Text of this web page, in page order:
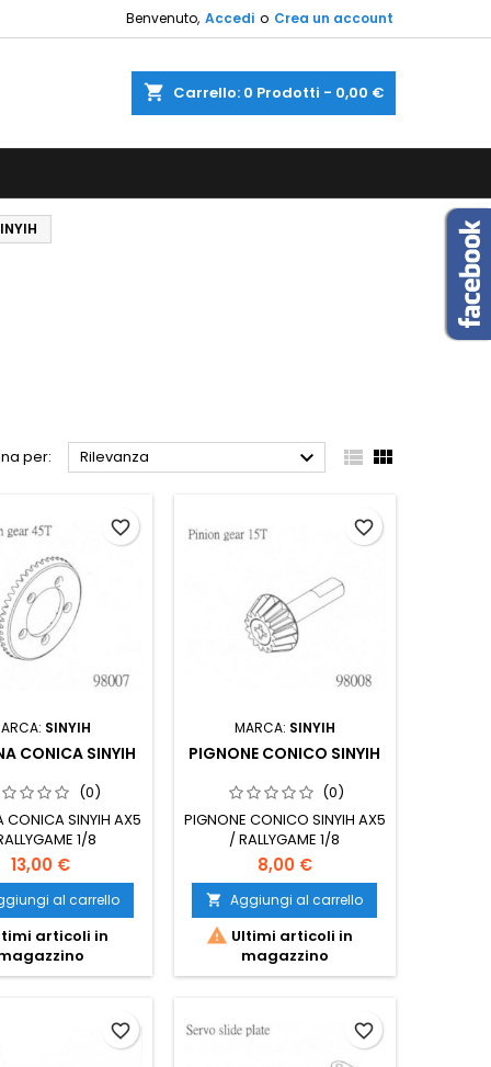
Benvenuto, Accedi o Crea un account
shopping_cart Carrello: 0 Prodotti - 0,00 €
per: Rilevanza   
SINYIH
CONICA SINYIH
(0)
CONICA SINYIH AX5
1/8
13,00 €
al carrello
articoli in
favorite_border
MARCA: SINYIH
PIGNONE CONICO SINYIH
(0)
PIGNONE CONICO SINYIH AX5
/ RALLYGAME 1/8
8,00 €
 Aggiungi al carrello
 Ultimi articoli in
magazzino
favorite_border
favorite_border favorite_border